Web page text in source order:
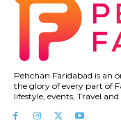
Pehchan Faridabad is an
the glory of every part of
lifestyle, events, Travel